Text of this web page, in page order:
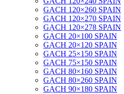
GẠCH 120×260 SPAIN
GẠCH 120×270 SPAIN
GẠCH 120×278 SPAIN
GẠCH 20×100 SPAIN
GẠCH 20×120 SPAIN
GẠCH 25×150 SPAIN
GẠCH 75×150 SPAIN
GẠCH 80×160 SPAIN
GẠCH 80×260 SPAIN
GẠCH 90×180 SPAIN